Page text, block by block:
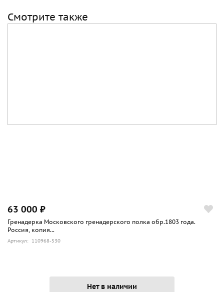
Смотрите также
63 000 ₽
Гренадерка Московского гренадерского полка обр.1803 года.
Россия, копия...
Артикул: 110968-530
Нет в наличии